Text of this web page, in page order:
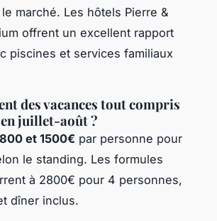
marché. Les hôtels Pierre &
offrent un excellent rapport
piscines et services familiaux
des vacances tout compris
en juillet-août ?
800 et 1500€ par personne pour
le standing. Les formules
à 2800€ pour 4 personnes,
dîner inclus.